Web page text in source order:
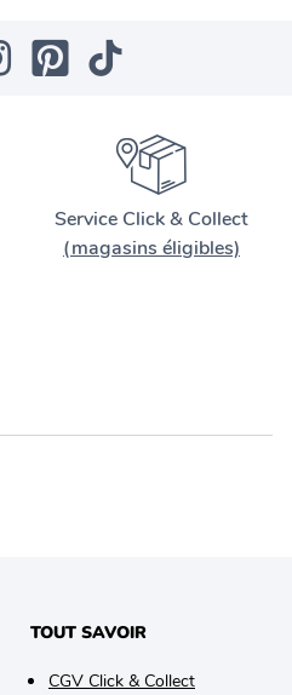
Service Click & Collect
(magasins éligibles)
TOUT SAVOIR
CGV Click & Collect